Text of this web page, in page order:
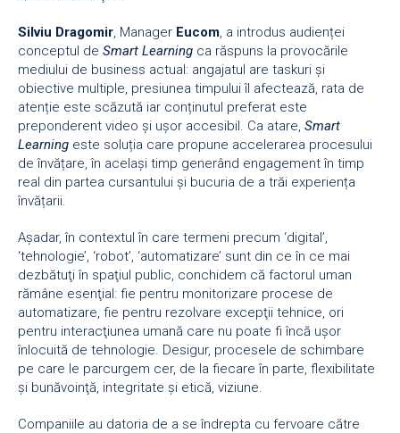
Silviu Dragomir, Manager Eucom, a introdus audienței
conceptul de Smart Learning ca răspuns la provocările
mediului de business actual: angajatul are taskuri și
obiective multiple, presiunea timpului îl afectează, rata de
atenție este scăzută iar conținutul preferat este
preponderent video și ușor accesibil. Ca atare, Smart
Learning este soluția care propune accelerarea procesului
de învățare, în același timp generând engagement în timp
real din partea cursantului și bucuria de a trăi experiența
învățarii.
Aşadar, în contextul în care termeni precum ‘digital’,
‘tehnologie’, ‘robot’, ‘automatizare’ sunt din ce în ce mai
dezbătuţi în spaţiul public, conchidem că factorul uman
rămâne esenţial: fie pentru monitorizare procese de
automatizare, fie pentru rezolvare excepţii tehnice, ori
pentru interacţiunea umană care nu poate fi încă uşor
înlocuită de tehnologie. Desigur, procesele de schimbare
pe care le parcurgem cer, de la fiecare în parte, flexibilitate
şi bunăvoinţă, integritate şi etică, viziune.
Companiile au datoria de a se îndrepta cu fervoare către